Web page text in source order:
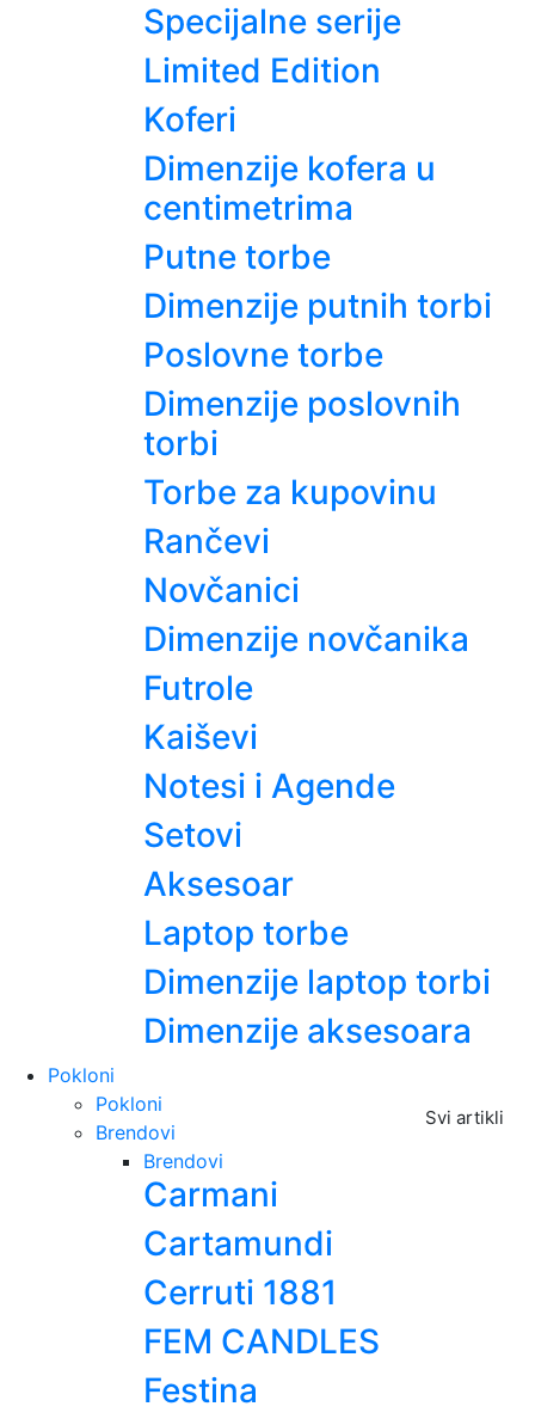
Specijalne serije
Limited Edition
Koferi
Dimenzije kofera u
centimetrima
Putne torbe
Dimenzije putnih torbi
Poslovne torbe
Dimenzije poslovnih
torbi
Torbe za kupovinu
Rančevi
Novčanici
Dimenzije novčanika
Futrole
Kaiševi
Notesi i Agende
Setovi
Aksesoar
Laptop torbe
Dimenzije laptop torbi
Dimenzije aksesoara
Pokloni
Svi artikli
Pokloni
Brendovi
Brendovi
Carmani
Cartamundi
Cerruti 1881
FEM CANDLES
Festina